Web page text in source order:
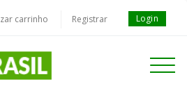
carrinho Registrar Login
Toggle